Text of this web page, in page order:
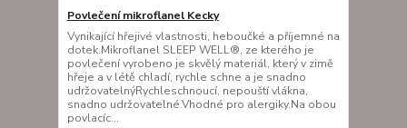
Povlečení mikroflanel Kecky
Vynikající hřejivé vlastnosti, heboučké a příjemné na
dotek.Mikroflanel SLEEP WELL®, ze kterého je
povlečení vyrobeno je skvělý materiál, který v zimě
hřeje a v létě chladí, rychle schne a je snadno
udržovatelnýRychleschnoucí, nepouští vlákna,
snadno udržovatelné.Vhodné pro alergiky.Na obou
povlacíc...